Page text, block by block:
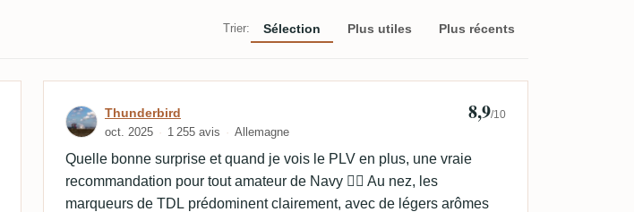
Trier: Sélection Plus utiles Plus récents
Avis de Thunderbird
Thunderbird
oct. 2025 1 255 avis Allemagne
8,9/10
Quelle bonne surprise et quand je vois le PLV en plus, une vraie
recommandation pour tout amateur de Navy 👍🏻 Au nez, les
marqueurs de TDL prédominent clairement, avec de légers arômes